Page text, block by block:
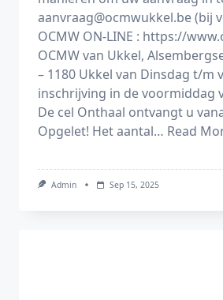
aanvraag@ocmwukkel.be (bij
OCMW ON-LINE : https://
OCMW van Ukkel,
– 1180 Ukkel van Dinsdag t/m
inschrijving in de voormiddag
De cel Onthaal ontvangt u
Opgelet! Het aantal… Read
Admin Sep 15, 2025